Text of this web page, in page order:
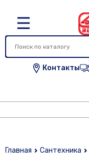
Контакты
Главная Сантехника